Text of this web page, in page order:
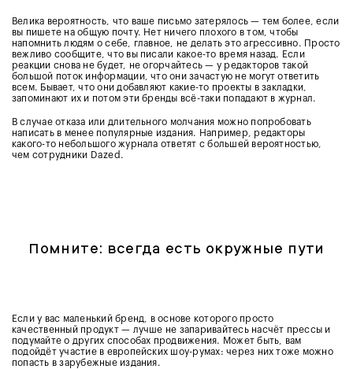
Велика вероятность, что ваше письмо затерялось — тем более, если
вы пишете на общую почту. Нет ничего плохого в том, чтобы
напомнить людям о себе, главное, не делать это агрессивно. Просто
вежливо сообщите, что вы писали какое-то время назад. Если
реакции снова не будет, не огорчайтесь — у редакторов такой
большой поток информации, что они зачастую не могут ответить
всем. Бывает, что они добавляют какие-то проекты в закладки,
запоминают их и потом эти бренды всё-таки попадают в журнал.
В случае отказа или длительного молчания можно попробовать
написать в менее популярные издания. Например, редакторы
какого-то небольшого журнала ответят с большей вероятностью,
чем сотрудники Dazed.
Помните: всегда есть окружные пути
Если у вас маленький бренд, в основе которого просто
качественный продукт — лучше не запаривайтесь насчёт прессы и
подумайте о других способах продвижения. Может быть, вам
подойдёт участие в европейских шоу-румах: через них тоже можно
попасть в зарубежные издания.